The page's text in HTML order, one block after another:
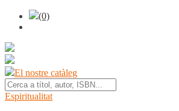
(0)
El nostre catàleg
Espiritualitat